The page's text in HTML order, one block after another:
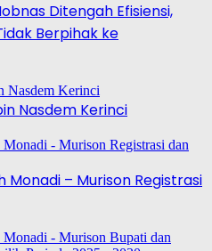
Ditengah Efisiensi,
Berpihak ke
Nasdem Kerinci
Monadi – Murison Registrasi